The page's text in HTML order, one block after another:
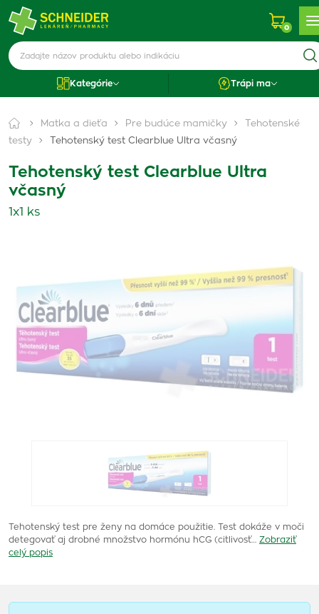
0
Kategórie Trápi ma
Matka a dieťa Pre budúce mamičky
Tehotenské
testy
Tehotenský test Clearblue Ultra včasný
Tehotenský test Clearblue Ultra
včasný
1x1 ks
Tehotenský test pre ženy na domáce použitie. Test dokáže v moči
detegovať aj drobné množstvo hormónu hCG (citlivosť…
Zobraziť
celý popis